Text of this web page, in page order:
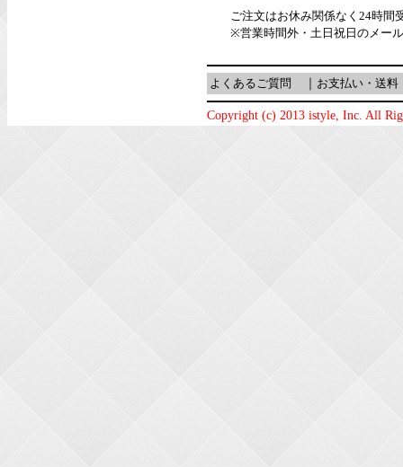
ご注文はお休み関係なく24時間
※営業時間外・土日祝日のメー
よくあるご質問 ｜ お支払い・送料
Copyright (c) 2013 istyle, Inc. All